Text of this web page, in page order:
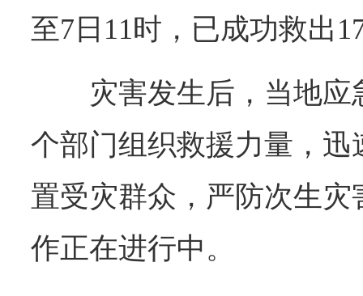
至7日11时，已成功救出
灾害发生后，当地
个部门组织救援力量，
置受灾群众，严防次生
作正在进行中。